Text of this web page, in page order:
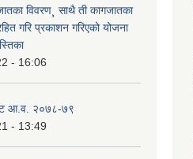
विवरण¸ साथै ती कागजातका
गरि प्रकाशन गरिएको योजना
- 16:06
आ.व. २०७८-७९
- 13:49